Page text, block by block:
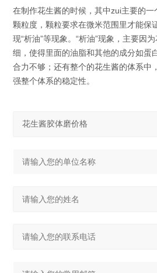
在制作花生酱的时候，其中zui主要的
颗粒度，颗粒要求在微米范围里才能保
现“析油”等现象。“析油”现象，主要因
细，使得里面的油脂和其他的成分如蛋
合力不够；还有整个的花生酱的体系中
强整个体系的稳定性。